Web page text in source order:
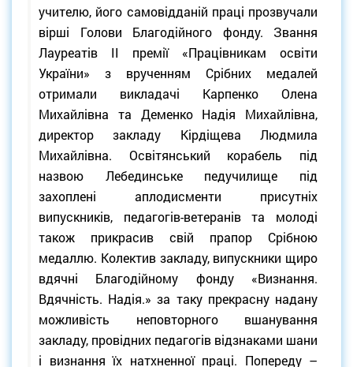
учителю, його самовідданій праці прозвучали
вірші Голови Благодійного фонду. Звання
Лауреатів ІІ премії «Працівникам освіти
України» з врученням Срібних медалей
отримали викладачі Карпенко Олена
Михайлівна та Деменко Надія Михайлівна,
директор закладу Кірдіщева Людмила
Михайлівна. Освітянський корабель під
назвою Лебединське педучилище під
захоплені аплодисменти присутніх
випускників, педагогів-ветеранів та молоді
також прикрасив свій прапор Срібною
медаллю. Колектив закладу, випускники щиро
вдячні Благодійному фонду «Визнання.
Вдячність. Надія.» за таку прекрасну надану
можливість неповторного вшанування
закладу, провідних педагогів відзнаками шани
і визнання їх натхненної праці. Попереду –